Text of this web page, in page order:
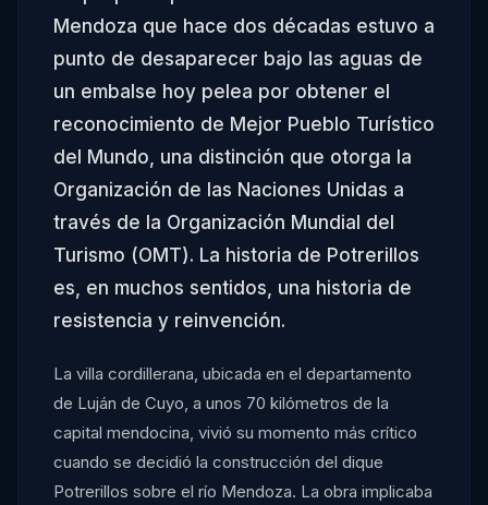
Mendoza que hace dos décadas estuvo a
punto de desaparecer bajo las aguas de
un embalse hoy pelea por obtener el
reconocimiento de Mejor Pueblo Turístico
del Mundo, una distinción que otorga la
Organización de las Naciones Unidas a
través de la Organización Mundial del
Turismo (OMT). La historia de Potrerillos
es, en muchos sentidos, una historia de
resistencia y reinvención.
La villa cordillerana, ubicada en el departamento
de Luján de Cuyo, a unos 70 kilómetros de la
capital mendocina, vivió su momento más crítico
cuando se decidió la construcción del dique
Potrerillos sobre el río Mendoza. La obra implicaba